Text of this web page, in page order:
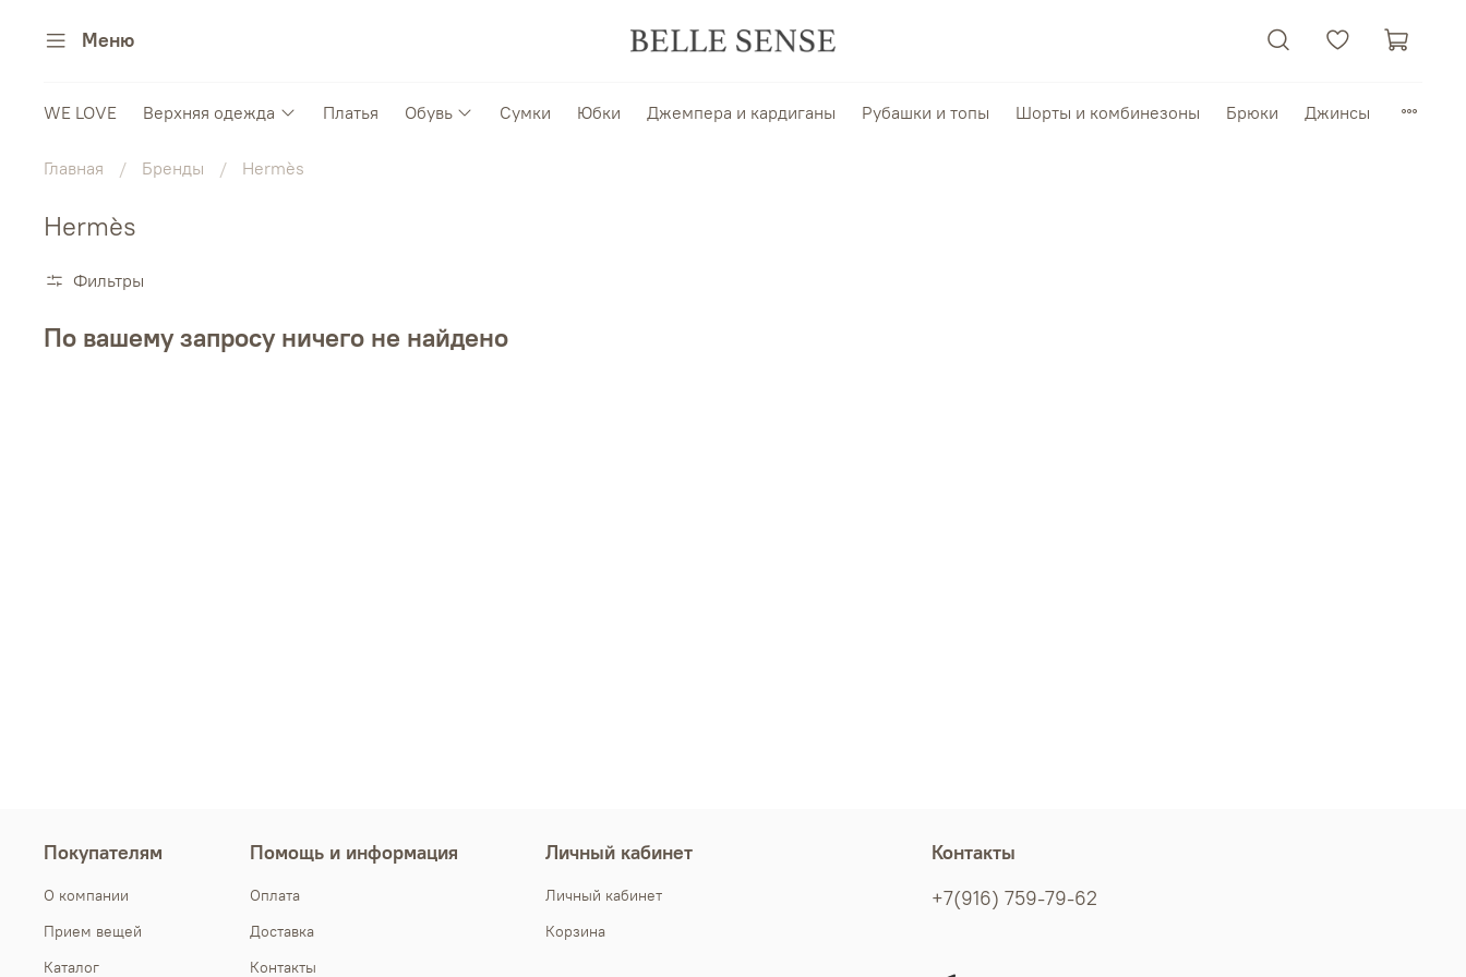
Меню
WE LOVE Верхняя одежда Платья Обувь Сумки Юбки Джемпера и кардиганы Рубашки и топы Шорты и комбинезоны Брюки Джинсы
Главная Бренды Hermès
Hermès
Фильтры
По вашему запросу ничего не найдено
Покупателям
О компании
Прием вещей
Каталог
Помощь и информация
Оплата
Доставка
Контакты
Личный кабинет
Личный кабинет
Корзина
Контакты
+7(916) 759-79-62